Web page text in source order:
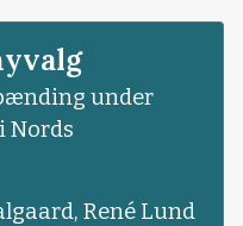
under
Nords
René Lund